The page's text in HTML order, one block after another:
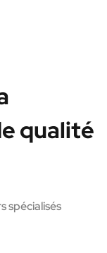
qualité
spécialisés